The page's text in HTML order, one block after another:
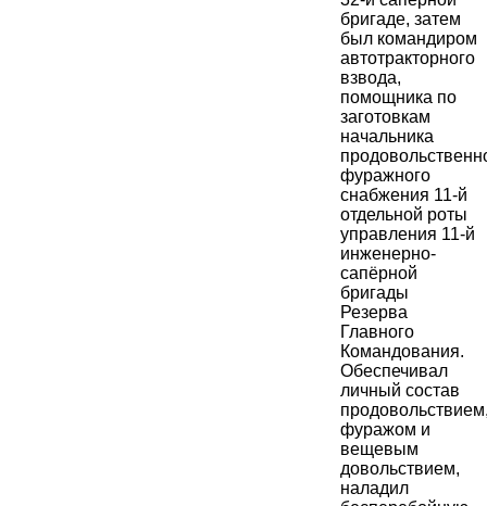
бригаде, затем
был командиром
автотракторного
взвода,
помощника по
заготовкам
начальника
фуражного
снабжения 11-й
отдельной роты
управления 11-й
инженерно-
сапёрной
бригады
Резерва
Главного
Командования.
Обеспечивал
личный состав
фуражом и
вещевым
довольствием,
наладил